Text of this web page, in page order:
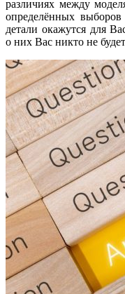
различиях между
определённых
детали окажутся для
о них Вас никто не